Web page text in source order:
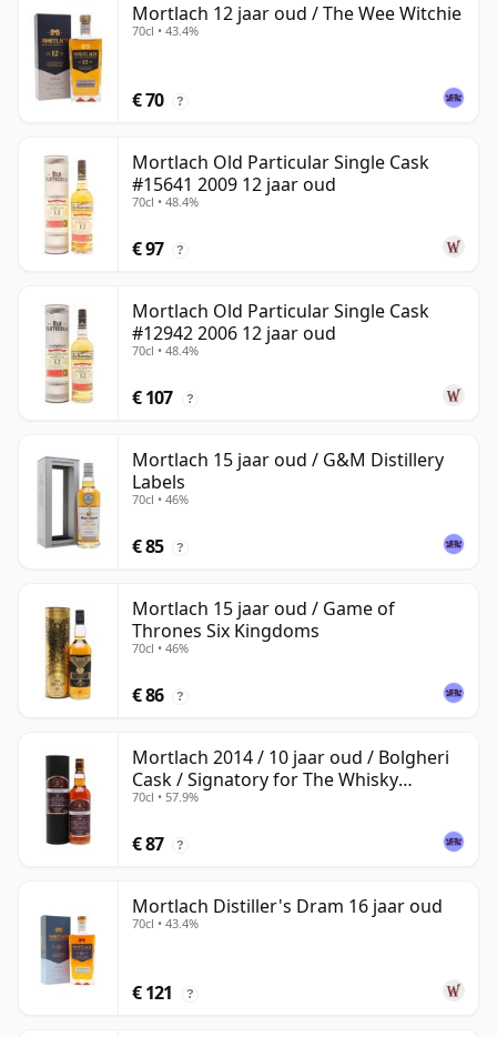
Mortlach 12 jaar oud / The Wee Witchie
70cl • 43.4%
€ 70 ?
Mortlach Old Particular Single Cask
#15641 2009 12 jaar oud
70cl • 48.4%
€ 97 ?
Mortlach Old Particular Single Cask
#12942 2006 12 jaar oud
70cl • 48.4%
€ 107 ?
Mortlach 15 jaar oud / G&M Distillery
Labels
70cl • 46%
€ 85 ?
Mortlach 15 jaar oud / Game of
Thrones Six Kingdoms
70cl • 46%
€ 86 ?
Mortlach 2014 / 10 jaar oud / Bolgheri
Cask / Signatory for The Whisky
Exchange
70cl • 57.9%
€ 87 ?
Mortlach Distiller's Dram 16 jaar oud
70cl • 43.4%
€ 121 ?